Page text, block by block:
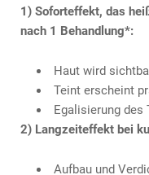
1) Soforteffekt, das
nach 1 Behandlung*:
Haut wird
Teint erscheint
Egalisierung des
2) Langzeiteffekt bei
Aufbau und